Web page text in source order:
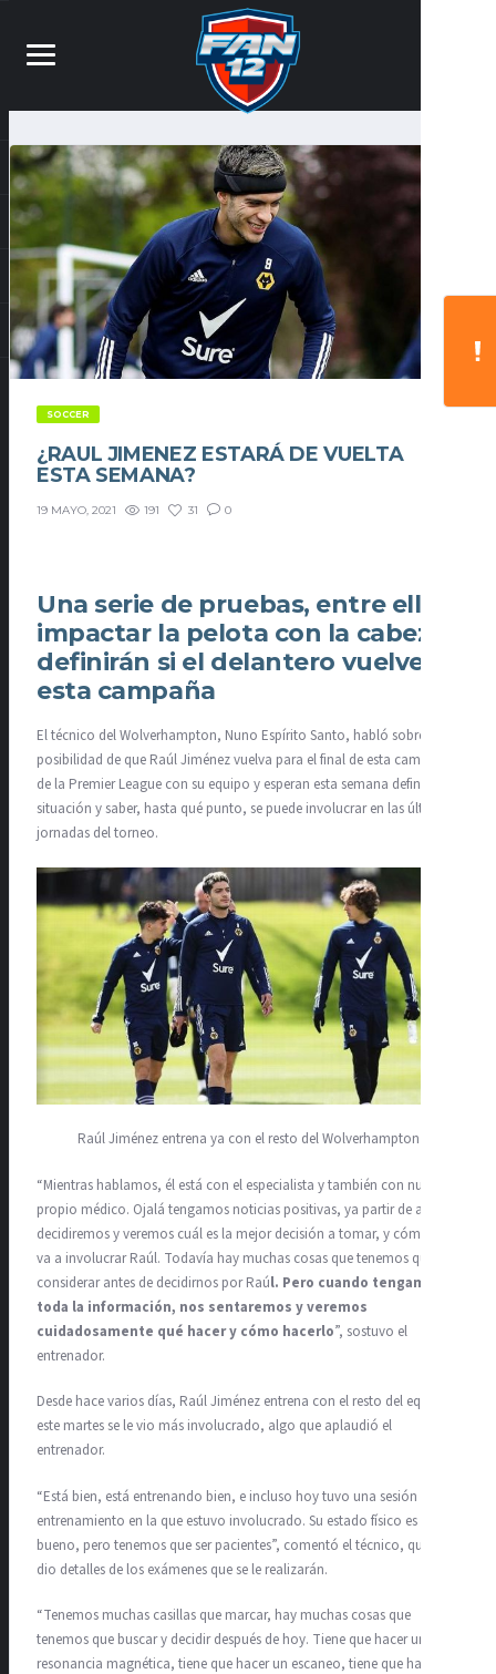
SOCCER
¿RAUL JIMENEZ ESTARÁ DE VUELTA
ESTA SEMANA?
19 MAYO, 2021 191 31 0
Una serie de pruebas, entre ellas
impactar la pelota con la cabeza,
definirán si el delantero vuelve
esta campaña
El técnico del Wolverhampton, Nuno Espírito Santo, habló sobre la
posibilidad de que Raúl Jiménez vuelva para el final de esta campaña
de la Premier League con su equipo y esperan esta semana definir su
situación y saber, hasta qué punto, se puede involucrar en las últimas
jornadas del torneo.
Raúl Jiménez entrena ya con el resto del Wolverhampton
“Mientras hablamos, él está con el especialista y también con nuestro
propio médico. Ojalá tengamos noticias positivas, ya partir de ahí
decidiremos y veremos cuál es la mejor decisión a tomar, y cómo se
va a involucrar Raúl. Todavía hay muchas cosas que tenemos que
considerar antes de decidirnos por Raúl. Pero cuando tengamos
toda la información, nos sentaremos y veremos
cuidadosamente qué hacer y cómo hacerlo”, sostuvo el
entrenador.
Desde hace varios días, Raúl Jiménez entrena con el resto del equipo y
este martes se le vio más involucrado, algo que aplaudió el
entrenador.
“Está bien, está entrenando bien, e incluso hoy tuvo una sesión de
entrenamiento en la que estuvo involucrado. Su estado físico es
bueno, pero tenemos que ser pacientes”, comentó el técnico, quien
dio detalles de los exámenes que se le realizarán.
“Tenemos muchas casillas que marcar, hay muchas cosas que
tenemos que buscar y decidir después de hoy. Tiene que hacer una
resonancia magnética, tiene que hacer un escaneo, tiene que hacer